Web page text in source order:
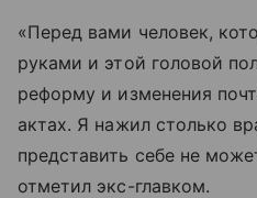
«Перед вами человек,
руками и этой головой
реформу и изменения
актах. Я нажил столько
представить себе не
отметил экс-главком.